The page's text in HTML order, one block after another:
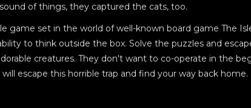
of things, they captured the cats, too.
game set in the world of well-known board game The
to think outside the box. Solve the puzzles and
creatures. They don't want to co-operate in the
escape this horrible trap and find your way back home.